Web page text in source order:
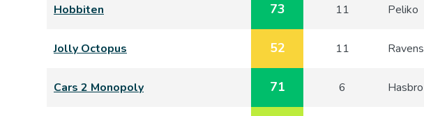
Hobbiten 73 11 Peliko
Jolly Octopus 52 11
Cars 2 Monopoly 71 6 Hasbro